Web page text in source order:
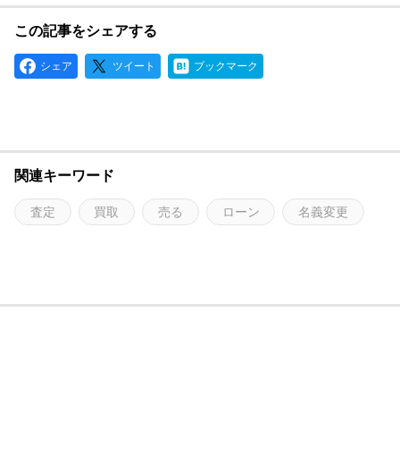
この記事をシェアする
シェア ツイート ブックマーク
関連キーワード
査定 買取 売る ローン 名義変更